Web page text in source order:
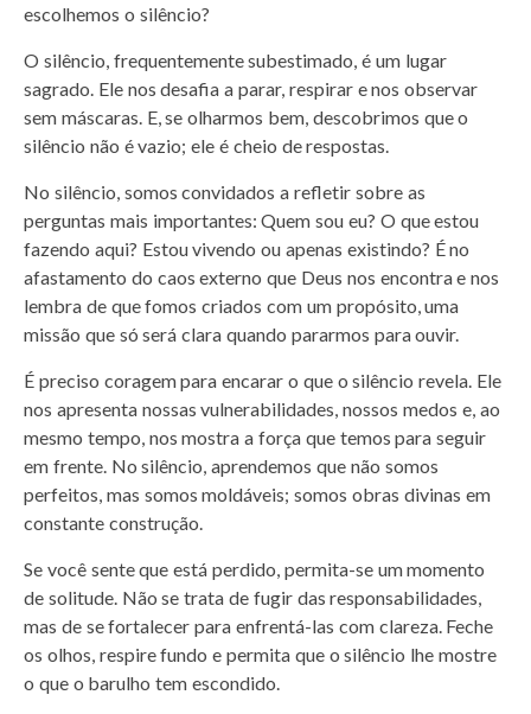
p
k
escolhemos o silêncio?
O silêncio, frequentemente subestimado, é um lugar
sagrado. Ele nos desafia a parar, respirar e nos observar
sem máscaras. E, se olharmos bem, descobrimos que o
silêncio não é vazio; ele é cheio de respostas.
No silêncio, somos convidados a refletir sobre as
perguntas mais importantes: Quem sou eu? O que estou
fazendo aqui? Estou vivendo ou apenas existindo? É no
afastamento do caos externo que Deus nos encontra e nos
lembra de que fomos criados com um propósito, uma
missão que só será clara quando pararmos para ouvir.
É preciso coragem para encarar o que o silêncio revela. Ele
nos apresenta nossas vulnerabilidades, nossos medos e, ao
mesmo tempo, nos mostra a força que temos para seguir
em frente. No silêncio, aprendemos que não somos
perfeitos, mas somos moldáveis; somos obras divinas em
constante construção.
Se você sente que está perdido, permita-se um momento
de solitude. Não se trata de fugir das responsabilidades,
mas de se fortalecer para enfrentá-las com clareza. Feche
os olhos, respire fundo e permita que o silêncio lhe mostre
o que o barulho tem escondido.